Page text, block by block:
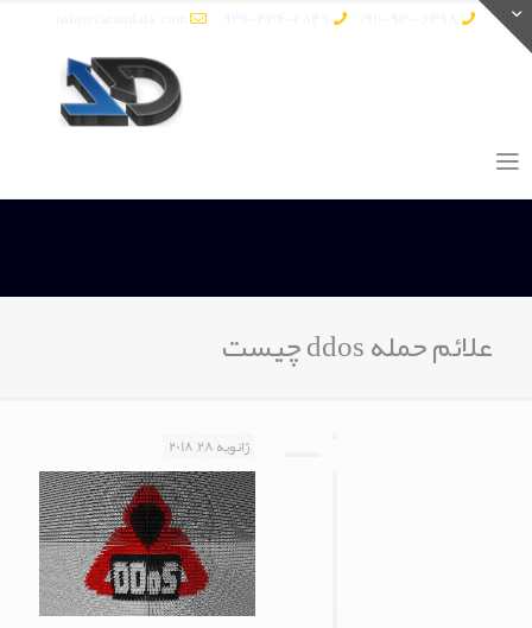
علائم حمله ddos چیست
ژانویه 28, 2018